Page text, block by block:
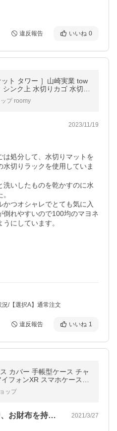
違反報告 いいね 0
ット タワー ］山崎実業 tow
ンク上 水切りカゴ 水切り
水切り シンク ドレイナ
2453
プ roomy
2023/11/19
処分して、水切りマットを
切りラックを使用していま
いしたものを乾かすのに水
つオシャレでとても気に入
倒れやすいので100均のマヨネ
にしています。
/【選択A】通常注文
違反報告 いいね 1
カバー 手帳型ケース チャ
フォンXR スマホケース
ップ
キャッシュレス時代の中、お財布を持たず… 2021/3/27